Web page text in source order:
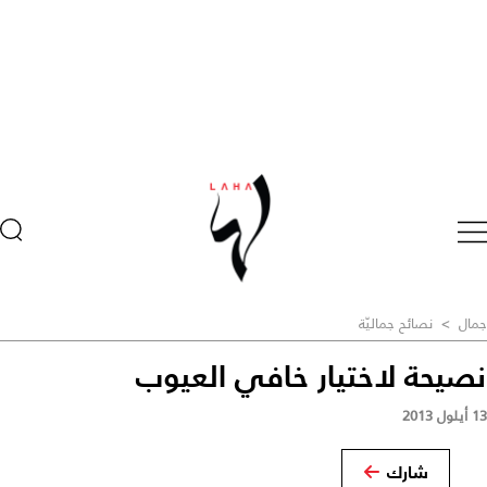
جمال > نصائح جماليّة
نصيحة لاختيار خافي العيوب
13 أيلول 2013
شارك